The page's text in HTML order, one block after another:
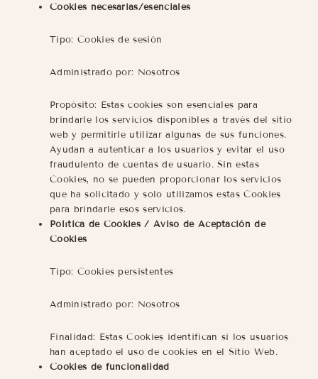
Cookies necesarias/esenciales
Tipo: Cookies de sesión
Administrado por: Nosotros
Propósito: Estas cookies son esenciales para
brindarle los servicios disponibles a través del sitio
web y permitirle utilizar algunas de sus funciones.
Ayudan a autenticar a los usuarios y evitar el uso
fraudulento de cuentas de usuario. Sin estas
Cookies, no se pueden proporcionar los servicios
que ha solicitado y solo utilizamos estas Cookies
para brindarle esos servicios.
Política de Cookies / Aviso de Aceptación de
Cookies
Tipo: Cookies persistentes
Administrado por: Nosotros
Finalidad: Estas Cookies identifican si los usuarios
han aceptado el uso de cookies en el Sitio Web.
Cookies de funcionalidad